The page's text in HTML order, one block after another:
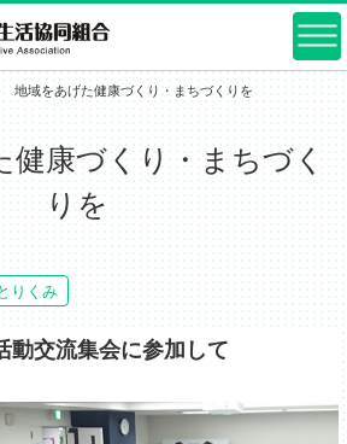
地域をあげた健康づくり・まちづくりを
健康づくり・まちづく
りを
りくみ
動交流集会に参加して